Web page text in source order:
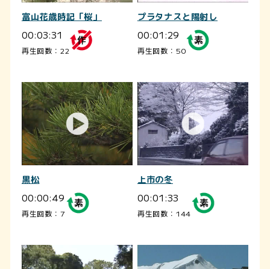
富山花歳時記「桜」
00:03:31
再生回数：22
プラタナスと陽射し
00:01:29
再生回数：50
黒松
00:00:49
再生回数：7
上市の冬
00:01:33
再生回数：144